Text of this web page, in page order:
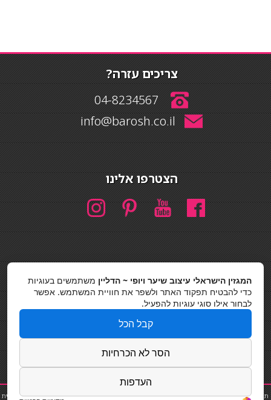
צריכים עזרה?
04-8234567
info@barosh.co.il
הצטרפו אלינו
חיפוש
כסאות בר
תוספת שיער|נייל סטודיו|תוספות שיער|שפים פרטיים|קוסמטיקאית|פאות|קורס בניית
המגזין הישראלי עיצוב שיער ויופי ~ הדליין משתמשים בעוגיות
כדי להבטיח תפקוד האתר ולשפר את חוויית המשתמש. אפשר
לבחור אילו סוגי עוגיות להפעיל.
קבל הכל
הסר לא הכרחיות
העדפות